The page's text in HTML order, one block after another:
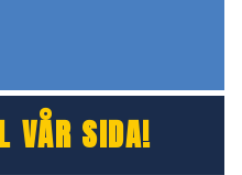
VÅR SIDA!